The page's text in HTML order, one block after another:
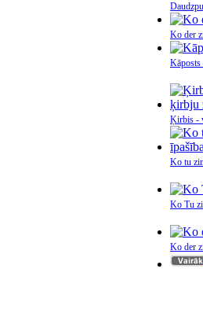
Ko der
Kāposts
Ķirbis -
Ko tu
Ko Tu
Ko der